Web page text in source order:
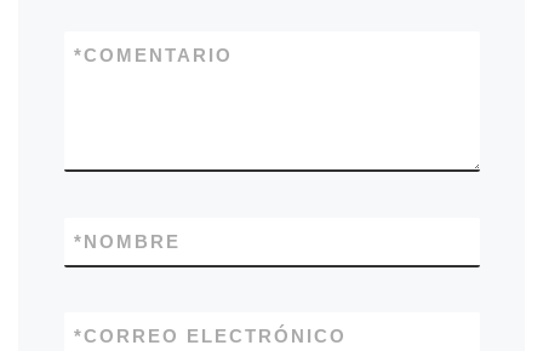
COMENTARIO
*
NOMBRE
*
CORREO ELECTRÓNICO
*